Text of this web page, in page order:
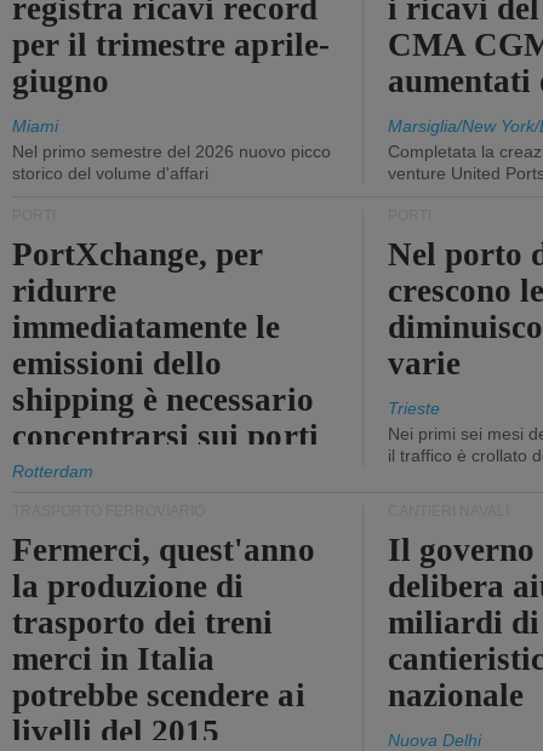
registra ricavi record
per il trimestre aprile-
giugno
Miami
Nel primo semestre del 2026 nuovo picco
storico del volume d'affari
i ricavi
CMA
aumentati
Marsiglia/New
Completata la
venture United
PortXchange, per
ridurre
immediatamente le
emissioni dello
shipping è necessario
concentrarsi sui porti
Rotterdam
Nel porto
crescono
varie
Trieste
Nei primi sei mesi
il traffico è crollato
Fermerci, quest'anno
la produzione di
trasporto dei treni
merci in Italia
potrebbe scendere ai
livelli del 2015
Il
delibera
miliardi
nazionale
Nuova Delhi